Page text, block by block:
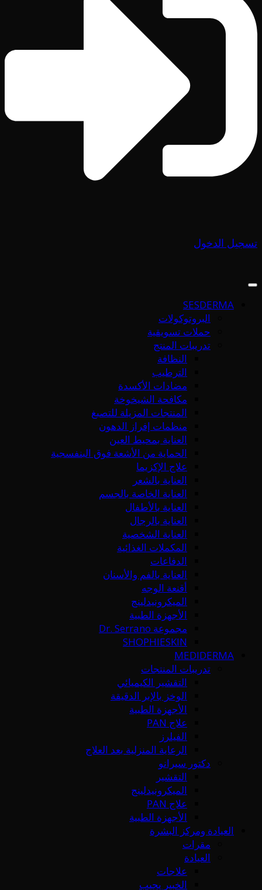
تسجيل الدخول
SESDERMA
البروتوكولات
حملات تسويقية
تدريبات المنتج
النظافة
الترطيب
مضادات الأكسدة
مكافحة الشيخوخة
المنتجات المزيلة للتصبغ
منظمات إفراز الدهون
العناية بمحيط العين
الحماية من الأشعة فوق البنفسجية
علاج الإكزيما
العناية بالشعر
العناية الخاصة بالجسم
العناية بالأطفال
العناية بالرجال
العناية الشخصية
المكملات الغذائية
الدفاعات
العناية بالفم والأسنان
أقنعة الوجه
الميكرونيدلينج
الأجهزة الطبية
مجموعة Dr. Serrano
SHOPHIESKIN
MEDIDERMA
تدريبات المنتجات
التقشير الكيميائي
الوخز بالإبر الدقيقة
الأجهزة الطبية
علاج PAN
الفيلرز
الرعاية المنزلية بعد العلاج
دكتور سيرانو
التقشير
الميكرونيدلينج
علاج PAN
الأجهزة الطبية
العيادة ومركز البشرة
مقرات
العيادة
علاجات
الخبير يجيب